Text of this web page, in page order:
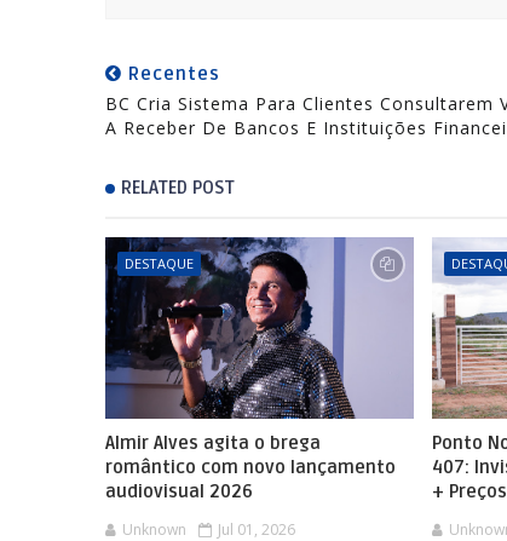
Recentes
BC Cria Sistema Para Clientes Consultarem
A Receber De Bancos E Instituições
RELATED POST
DESTAQUE
Almir Alves agita o brega
romântico com novo lançamento
audiovisual 2026
Unknown Jul 01, 2026
Ponto
407:
+ Preços